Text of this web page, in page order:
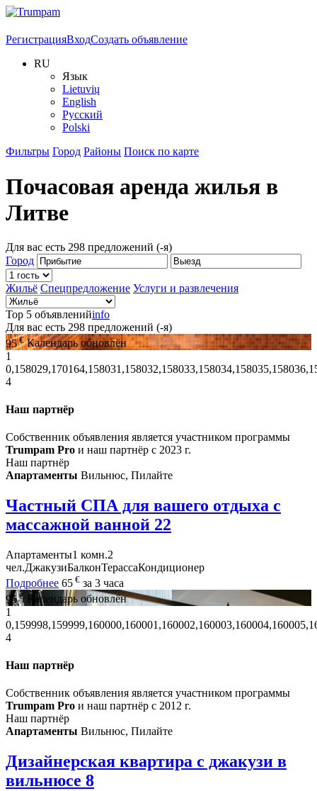
РегистрацияВходСоздать объявление
RU
Язык
Lietuvių
English
Русский
Polski
Фильтры Город Районы Поиск по карте
Почасовая аренда жилья в
Литве
Для вас есть 298 предложений (-я)
Город
Жильё Спецпредложение Услуги и развлечения
Top 5 объявленийinfo
Для вас есть 298 предложений (-я)
95€ Календарь обновлён
1
4
Наш партнёр
Собственник объявления является участником программы
Trumpam Pro и наш партнёр с 2023 г.
Наш партнёр
Апартаменты Вильнюс, Пилайте
Частный СПА для вашего отдыха с
массажной ванной 22
Апартаменты1 комн.2
чел.ДжакузиБалконТерассаКондиционер
Подробнее 65 € за 3 часа
95€
Календарь обновлён
1
4
Наш партнёр
Собственник объявления является участником программы
Trumpam Pro и наш партнёр с 2012 г.
Наш партнёр
Апартаменты Вильнюс, Пилайте
Дизайнерская квартира с джакузи в
вильнюсе 8